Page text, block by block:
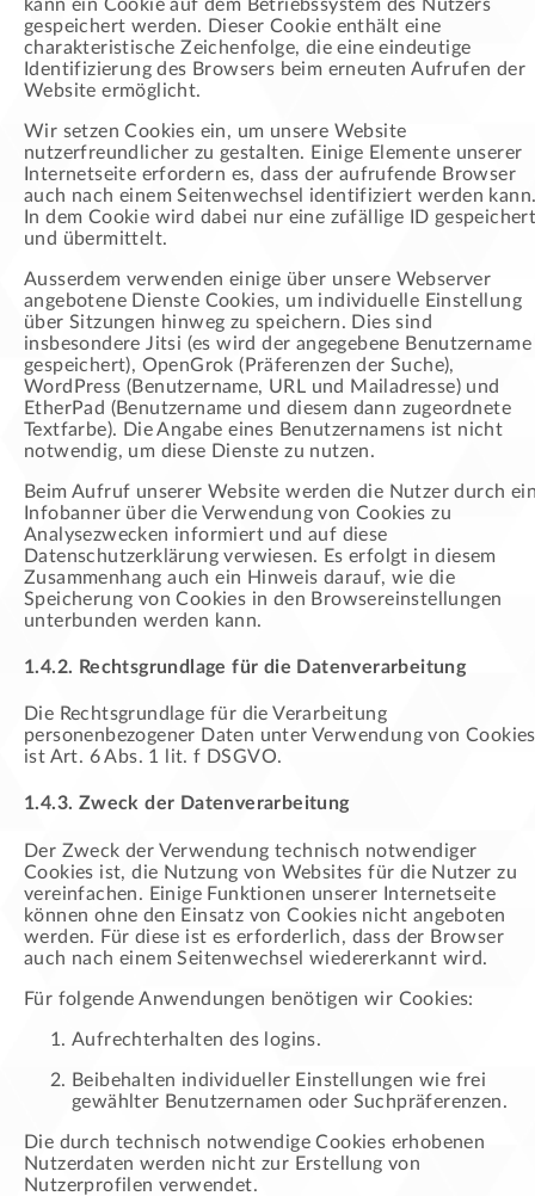
kann ein Cookie auf dem Betriebssystem des Nutzers
gespeichert werden. Dieser Cookie enthält eine
charakteristische Zeichenfolge, die eine eindeutige
Identifizierung des Browsers beim erneuten Aufrufen der
Website ermöglicht.
Wir setzen Cookies ein, um unsere Website
nutzerfreundlicher zu gestalten. Einige Elemente unserer
Internetseite erfordern es, dass der aufrufende Browser
auch nach einem Seitenwechsel identifiziert werden
In dem Cookie wird dabei nur eine zufällige ID
und übermittelt.
Ausserdem verwenden einige über unsere Webserver
angebotene Dienste Cookies, um individuelle Einstellung
über Sitzungen hinweg zu speichern. Dies sind
insbesondere Jitsi (es wird der angegebene Benutzername
gespeichert), OpenGrok (Präferenzen der Suche),
WordPress (Benutzername, URL und Mailadresse) und
EtherPad (Benutzername und diesem dann zugeordnete
Textfarbe). Die Angabe eines Benutzernamens ist nicht
notwendig, um diese Dienste zu nutzen.
Beim Aufruf unserer Website werden die Nutzer durch
Infobanner über die Verwendung von Cookies zu
Analysezwecken informiert und auf diese
Datenschutzerklärung verwiesen. Es erfolgt in diesem
Zusammenhang auch ein Hinweis darauf, wie die
Speicherung von Cookies in den Browsereinstellungen
unterbunden werden kann.
1.4.2. Rechtsgrundlage für die Datenverarbeitung
Die Rechtsgrundlage für die Verarbeitung
personenbezogener Daten unter Verwendung von Cookies
ist Art. 6 Abs. 1 lit. f DSGVO.
1.4.3. Zweck der Datenverarbeitung
Der Zweck der Verwendung technisch notwendiger
Cookies ist, die Nutzung von Websites für die Nutzer zu
vereinfachen. Einige Funktionen unserer Internetseite
können ohne den Einsatz von Cookies nicht angeboten
werden. Für diese ist es erforderlich, dass der Browser
auch nach einem Seitenwechsel wiedererkannt wird.
Für folgende Anwendungen benötigen wir Cookies:
Aufrechterhalten des logins.
Beibehalten individueller Einstellungen wie frei
gewählter Benutzernamen oder Suchpräferenzen.
Die durch technisch notwendige Cookies erhobenen
Nutzerdaten werden nicht zur Erstellung von
Nutzerprofilen verwendet.